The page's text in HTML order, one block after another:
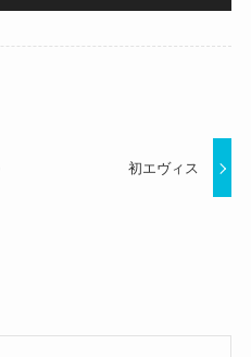
初エヴィス